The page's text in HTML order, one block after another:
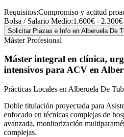
Requisitos:Compromiso y actitud
Bolsa / Salario Medio:1.600€ - 2.300€
Solicitar Plazas e Info en Alberuela De
Máster Profesional
Máster integral en clínica,
intensivos para ACV en
Prácticas Locales en Alberuela De
Doble titulación proyectada para
enfocado en técnicas complejas de
avanzada, monitorización
complejas.